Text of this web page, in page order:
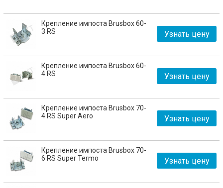
Крепление импоста Brusbox 60-
3 RS
Узнать цену
Крепление импоста Brusbox 60-
4 RS
Узнать цену
Крепление импоста Brusbox 70-
4 RS Super Aero
Узнать цену
Крепление импоста Brusbox 70-
6 RS Super Termo
Узнать цену